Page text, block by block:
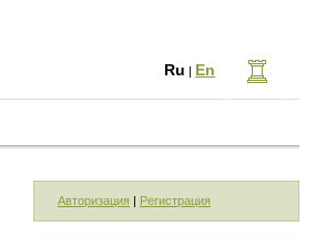
Ru | En
Авторизация | Регистрация